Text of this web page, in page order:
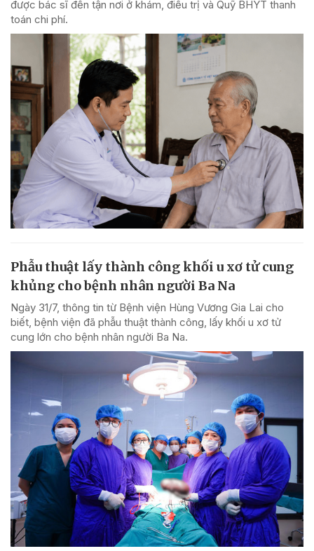
được bác sĩ đến tận nơi ở khám, điều trị và Quỹ BHYT thanh
toán chi phí.
Phẫu thuật lấy thành công khối u xơ tử cung
khủng cho bệnh nhân người Ba Na
Ngày 31/7, thông tin từ Bệnh viện Hùng Vương Gia Lai cho
biết, bệnh viện đã phẫu thuật thành công, lấy khối u xơ tử
cung lớn cho bệnh nhân người Ba Na.